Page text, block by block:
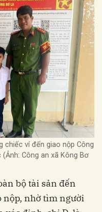
chiếc ví đến giao nộp Công
Công an xã Kông Bơ
bộ tài sản đến
nộp, nhờ tìm người